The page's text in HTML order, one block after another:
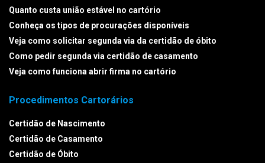
Quanto custa união estável no cartório
Conheça os tipos de procurações disponíveis
Veja como solicitar segunda via da certidão de óbito
Como pedir segunda via certidão de casamento
Veja como funciona abrir firma no cartório
Procedimentos Cartorários
Certidão de Nascimento
Certidão de Casamento
Certidão de Óbito